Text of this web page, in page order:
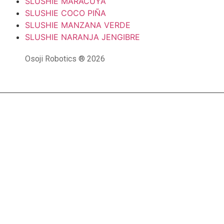
SLUSHIE COCO PIÑA
SLUSHIE MANZANA VERDE
SLUSHIE NARANJA JENGIBRE
Osoji Robotics ® 2026